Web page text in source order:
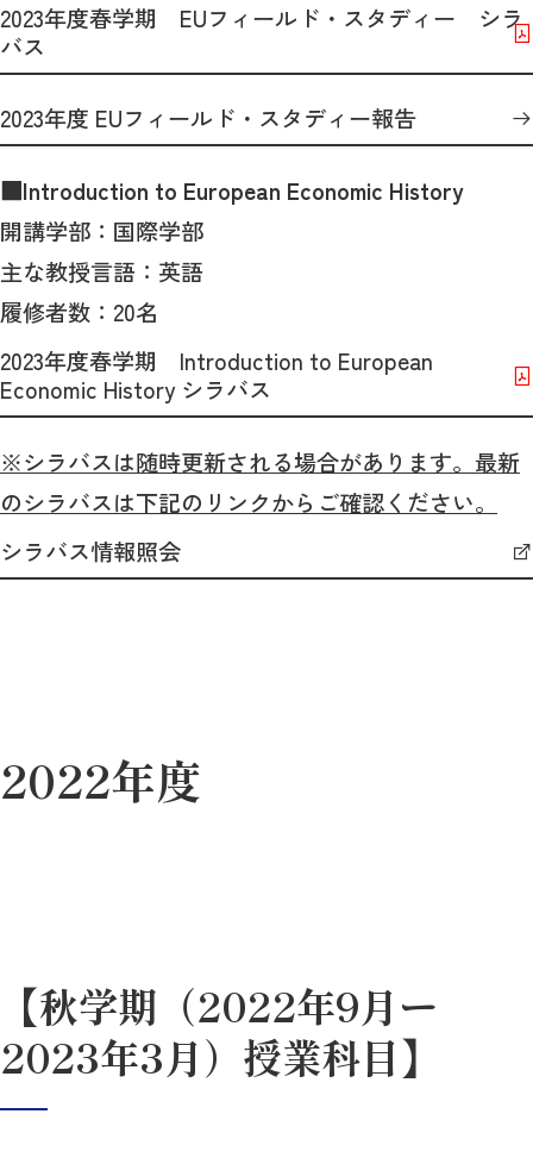
2023年度春学期 EUフィールド・スタディー シラ
バス
2023年度 EUフィールド・スタディー報告
■Introduction to European Economic History
開講学部：国際学部
主な教授言語：英語
履修者数：20名
2023年度春学期 Introduction to European
Economic History シラバス
※シラバスは随時更新される場合があります。最新
のシラバスは下記のリンクからご確認ください。
シラバス情報照会
2022年度
【秋学期（2022年9月ー
2023年3月）授業科目】